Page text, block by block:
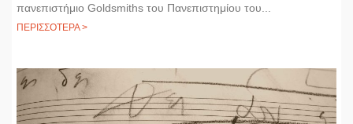
πανεπιστήμιο Goldsmiths του Πανεπιστημίου του...
ΠΕΡΙΣΣΟΤΕΡΑ >